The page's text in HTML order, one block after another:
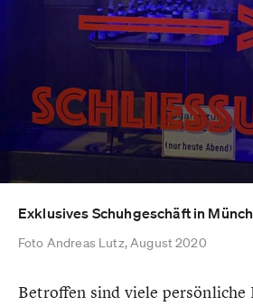
Exklusives Schuhgeschäft in
Foto Andreas Lutz, August 2020
Betroffen sind viele